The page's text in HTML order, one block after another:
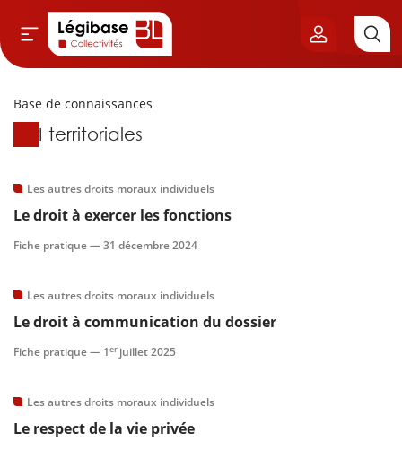
& Cimetières
& Élu local
Base de connaissances
Base de connaissances
RH territoriales
Les autres droits moraux individuels
Le droit à exercer les fonctions
Fiche pratique —31 décembre 2024
Les autres droits moraux individuels
Le droit à communication du dossier
Fiche pratique — 1er juillet 2025
Les autres droits moraux individuels
Le respect de la vie privée